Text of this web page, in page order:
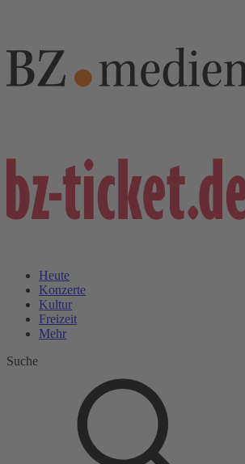
Heute
Konzerte
Kultur
Freizeit
Mehr
Suche